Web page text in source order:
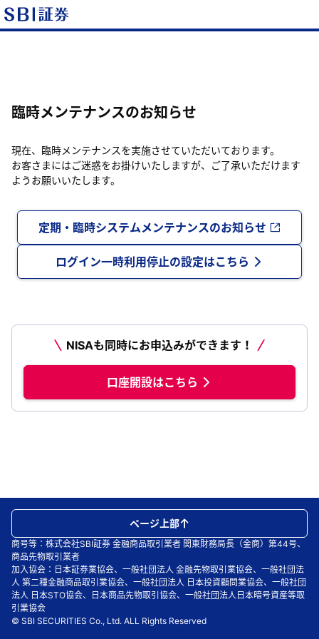
臨時メンテナンスのお知らせ
現在、臨時メンテナンスを実施させていただいております。
お客さまにはご迷惑をお掛けいたしますが、ご了承いただけます
ようお願いいたします。
定期・臨時システムメンテナンスのお知らせ
ログイン一時利用停止の設定はこちら
NISAも同時にお申込みができます！
口座開設はこちら
商号等：株式会社SBI証券 金融商品取引業者 関東財務局長（金商）第44号、
商品先物取引業者
加入協会：日本証券業協会、一般社団法人 金融先物取引業協会、一般社団法
人 第二種金融商品取引業協会、一般社団法人 日本投資顧問業協会、一般社団
法人 日本STO協会、日本商品先物取引協会、一般社団法人日本暗号資産等取
引業協会
© SBI SECURITIES Co., Ltd. ALL Rights Reserved
ページ上部